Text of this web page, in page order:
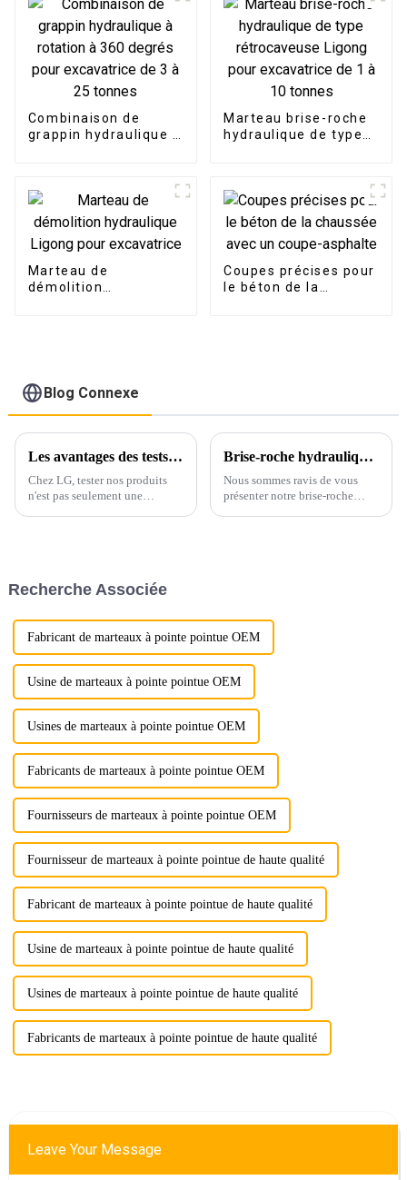
Combinaison de
grappin hydraulique à
Marteau brise-roche
hydraulique de type
Marteau de
démolition
Coupes précises pour
le béton de la
Blog Connexe
Les avantages des tests de ressuage : garantir la durabilité et la sécurité
Chez LG, tester nos produits
n'est pas seulement une
éprouvée pour détecter les
Brise-roche hydraulique innovant LIGONG pour excavatrices de 1 à 10 tonnes : performances inégalées, conception personnalisable et garantie sans souci
Nous sommes ravis de vous
présenter notre brise-roche
personnalisation…
Recherche Associée
Fabricant de marteaux à pointe pointue OEM
Usine de marteaux à pointe pointue OEM
Usines de marteaux à pointe pointue OEM
Fabricants de marteaux à pointe pointue OEM
Fournisseurs de marteaux à pointe pointue OEM
Fournisseur de marteaux à pointe pointue de haute qualité
Fabricant de marteaux à pointe pointue de haute qualité
Usine de marteaux à pointe pointue de haute qualité
Usines de marteaux à pointe pointue de haute qualité
Fabricants de marteaux à pointe pointue de haute qualité
Leave Your Message